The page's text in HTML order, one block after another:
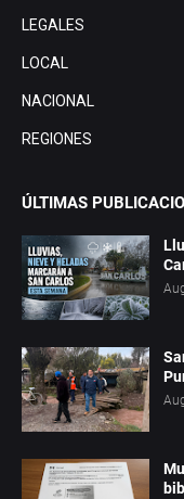
LEGALES
LOCAL
NACIONAL
REGIONES
ÚLTIMAS